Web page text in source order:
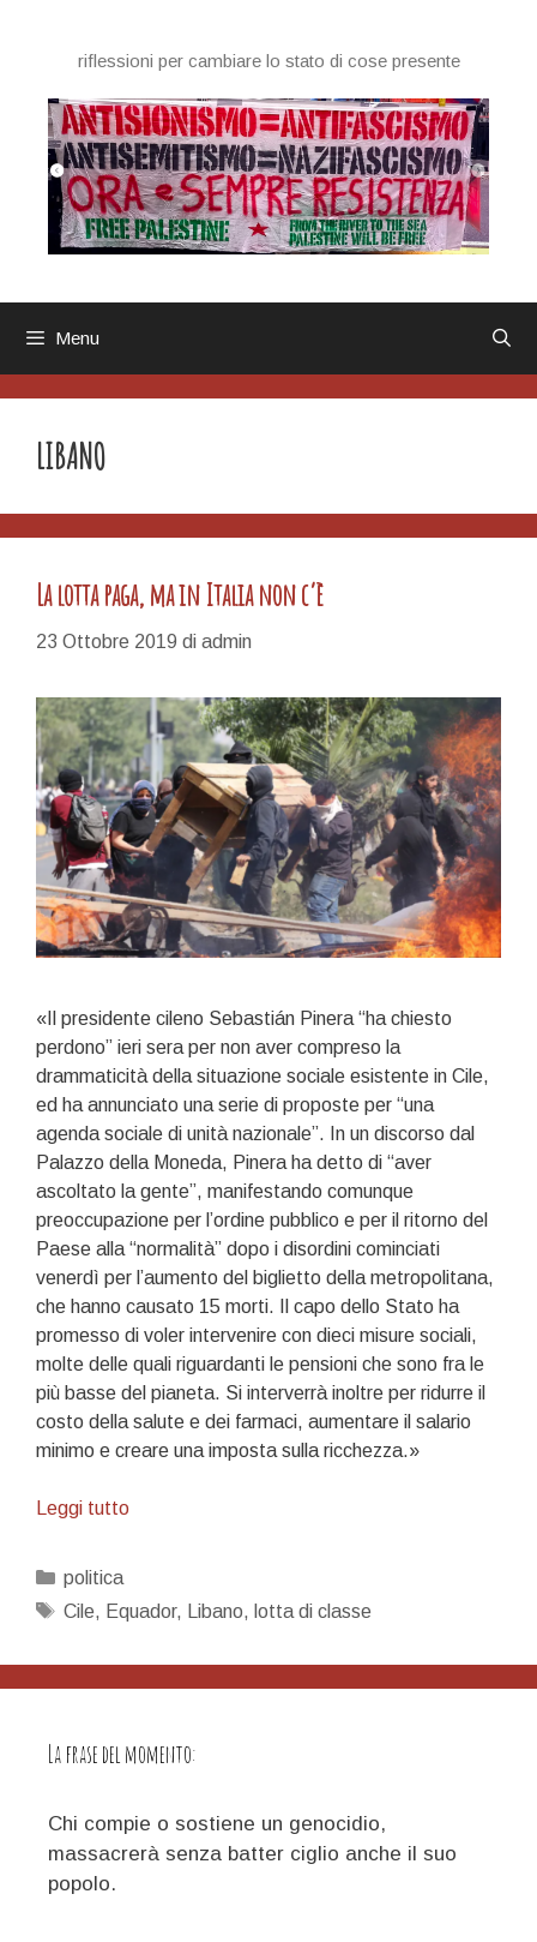
contenutoriflessioni per cambiare lo stato di cose presente
Menu
LIBANO
La lotta paga, ma in Italia non c’è
23 Ottobre 2019 di admin
«Il presidente cileno Sebastián Pinera “ha chiesto
perdono” ieri sera per non aver compreso la
drammaticità della situazione sociale esistente in Cile,
ed ha annunciato una serie di proposte per “una
agenda sociale di unità nazionale”. In un discorso dal
Palazzo della Moneda, Pinera ha detto di “aver
ascoltato la gente”, manifestando comunque
preoccupazione per l’ordine pubblico e per il ritorno del
Paese alla “normalità” dopo i disordini cominciati
venerdì per l’aumento del biglietto della metropolitana,
che hanno causato 15 morti. Il capo dello Stato ha
promesso di voler intervenire con dieci misure sociali,
molte delle quali riguardanti le pensioni che sono fra le
più basse del pianeta. Si interverrà inoltre per ridurre il
costo della salute e dei farmaci, aumentare il salario
minimo e creare una imposta sulla ricchezza.»
Leggi tuttoLa
in
Categorie
politica
Tag
Cile, Equador, Libano, lotta di classe
La frase del momento:
Chi compie o sostiene un genocidio,
massacrerà senza batter ciglio anche il suo
popolo.